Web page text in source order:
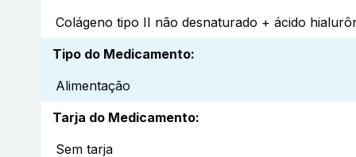
Colágeno tipo II não desnaturado + ácido
Tipo do Medicamento:
Alimentação
Tarja do Medicamento:
Sem tarja